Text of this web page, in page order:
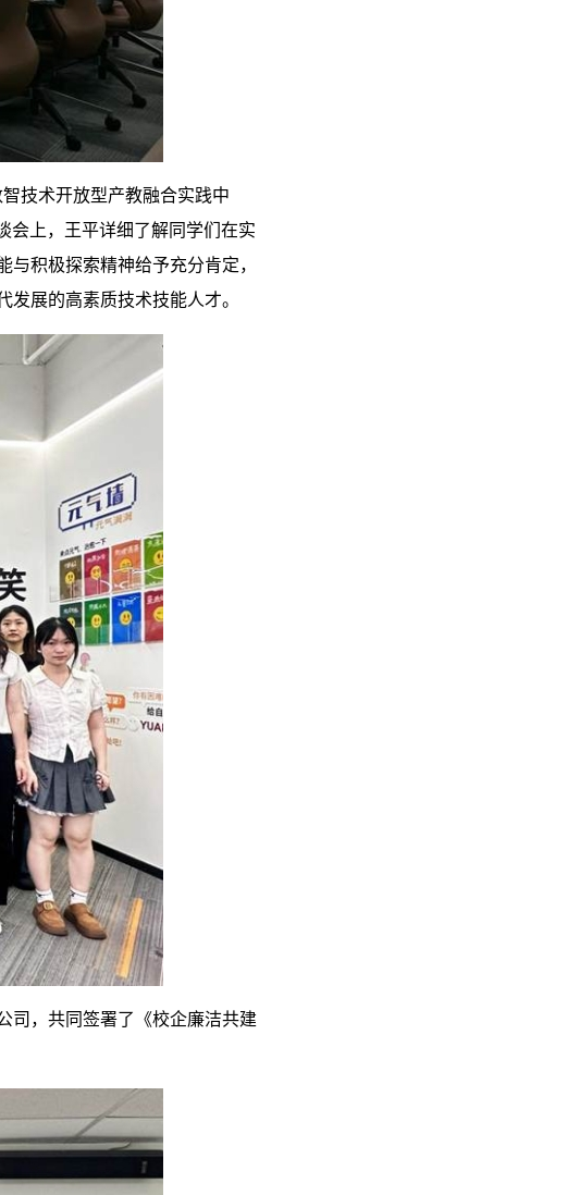
技术开放型产教融合实践中
会上，王平详细了解同学们在实
积极探索精神给予充分肯定，
展的高素质技术技能人才。
司，共同签署了《校企廉洁共建